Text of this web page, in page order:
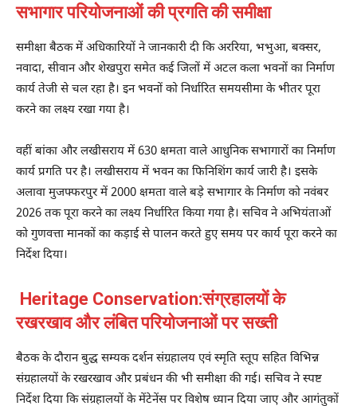
सभागार परियोजनाओं की प्रगति की समीक्षा
समीक्षा बैठक में अधिकारियों ने जानकारी दी कि अररिया, भभुआ, बक्सर,
नवादा, सीवान और शेखपुरा समेत कई जिलों में अटल कला भवनों का निर्माण
कार्य तेजी से चल रहा है। इन भवनों को निर्धारित समयसीमा के भीतर पूरा
करने का लक्ष्य रखा गया है।
वहीं बांका और लखीसराय में 630 क्षमता वाले आधुनिक सभागारों का निर्माण
कार्य प्रगति पर है। लखीसराय में भवन का फिनिशिंग कार्य जारी है। इसके
अलावा मुजफ्फरपुर में 2000 क्षमता वाले बड़े सभागार के निर्माण को नवंबर
2026 तक पूरा करने का लक्ष्य निर्धारित किया गया है। सचिव ने अभियंताओं
को गुणवत्ता मानकों का कड़ाई से पालन करते हुए समय पर कार्य पूरा करने का
निर्देश दिया।
Heritage Conservation:संग्रहालयों के
रखरखाव और लंबित परियोजनाओं पर सख्ती
बैठक के दौरान बुद्ध सम्यक दर्शन संग्रहालय एवं स्मृति स्तूप सहित विभिन्न
संग्रहालयों के रखरखाव और प्रबंधन की भी समीक्षा की गई। सचिव ने स्पष्ट
निर्देश दिया कि संग्रहालयों के मेंटेनेंस पर विशेष ध्यान दिया जाए और आगंतुकों